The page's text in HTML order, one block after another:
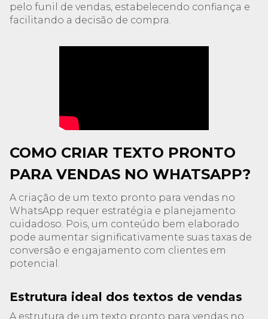
pelo funil de vendas, estabelecendo confiança e
facilitando a decisão de compra.
COMO CRIAR TEXTO PRONTO
PARA VENDAS NO WHATSAPP?
A criação de um texto pronto para vendas no
WhatsApp requer estratégia e planejamento
cuidadoso. Pois, um conteúdo bem elaborado
pode aumentar significativamente suas taxas de
conversão e engajamento com clientes em
potencial.
Estrutura ideal dos textos de vendas
A estrutura de um texto pronto para vendas no